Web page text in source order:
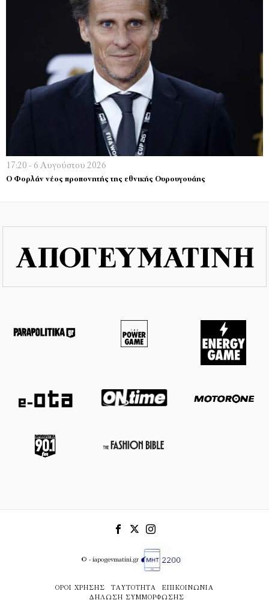
17:20 - 6 Αυγούστου 2026
Ο Φορλάν νέος προπονητής της εθνικής Ουρουγουάης
© - iapogevmatini.gr
ΌΡΟΙ ΧΡΉΣΗΣ ΤΑΥΤΌΤΗΤΑ
ΕΠΙΚΟΙΝΩΝΊΑ
ΔΉΛΩΣΗ ΣΥΜΜΌΡΦΩΣΗΣ